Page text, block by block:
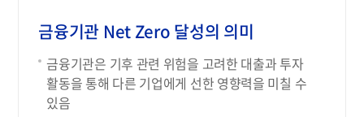
금융기관 Net Zero 달성의 의미
금융기관은 기후 관련 위험을 고려한 대출과 투자
활동을 통해 다른 기업에게 선한 영향력을 미칠 수
있음